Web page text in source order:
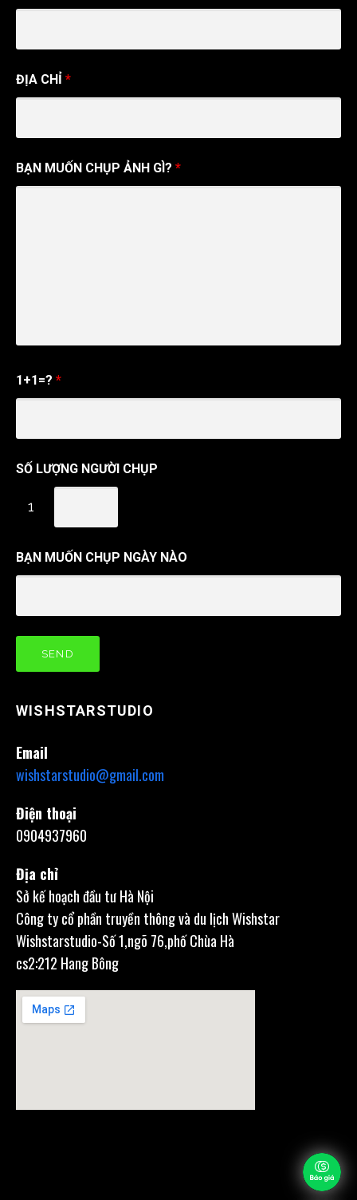
ĐỊA CHỈ *
BẠN MUỐN CHỤP ẢNH GÌ? *
1+1=? *
SỐ LƯỢNG NGƯỜI CHỤP
1
BẠN MUỐN CHỤP NGÀY NÀO
WISHSTARSTUDIO
Email
wishstarstudio@gmail.com
Điện thoại
0904937960
Địa chỉ
Sở kế hoạch đầu tư Hà Nội
Công ty cổ phần truyền thông và du lịch Wishstar
Wishstarstudio-Số 1,ngõ 76,phố Chùa Hà
cs2:212 Hang Bông